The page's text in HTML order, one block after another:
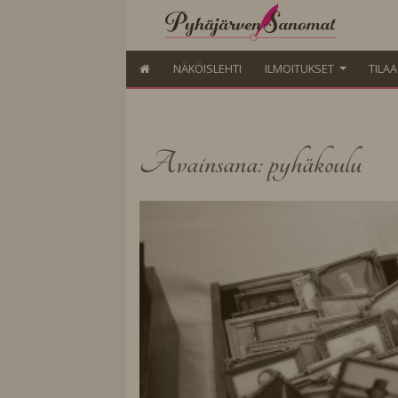
NÄKÖISLEHTI ILMOITUKSET
Avainsana: pyhäkoulu